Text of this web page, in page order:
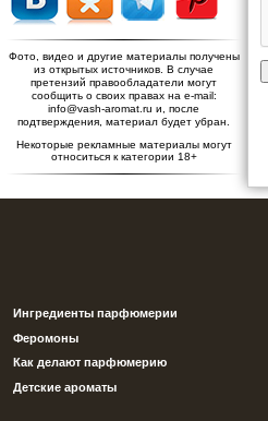
Фото, видео и другие материалы получены
из открытых источников. В случае
претензий правообладатели могут
сообщить о своих правах на e-mail:
info@vash-aromat.ru и, после
подтверждения, материал будет убран.
Некоторые рекламные материалы могут
относиться к категории 18+
Ингредиенты парфюмерии
Феромоны
Как делают парфюмерию
Детские ароматы